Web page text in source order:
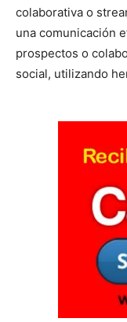
colaborativa o
una comunicación
prospectos o
social, utilizando